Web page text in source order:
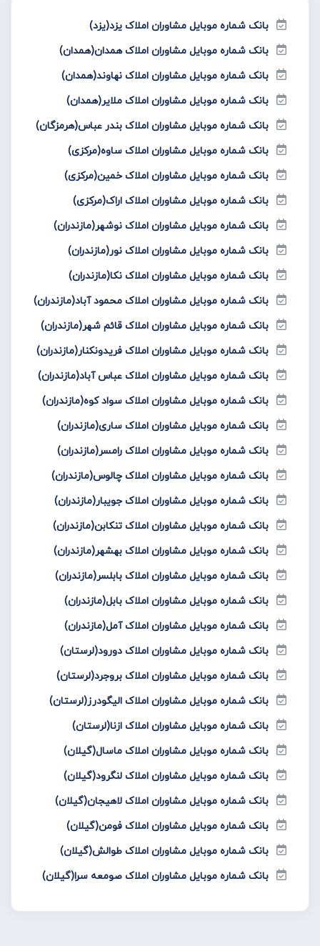
بانک شماره موبایل مشاوران املاک یزد(یزد)
بانک شماره موبایل مشاوران املاک همدان(همدان)
بانک شماره موبایل مشاوران املاک نهاوند(همدان)
بانک شماره موبایل مشاوران املاک ملایر(همدان)
بانک شماره موبایل مشاوران املاک بندر عباس(هرمزگان)
بانک شماره موبایل مشاوران املاک ساوه(مرکزی)
بانک شماره موبایل مشاوران املاک خمین(مرکزی)
بانک شماره موبایل مشاوران املاک اراک(مرکزی)
بانک شماره موبایل مشاوران املاک نوشهر(مازندران)
بانک شماره موبایل مشاوران املاک نور(مازندران)
بانک شماره موبایل مشاوران املاک نکا(مازندران)
بانک شماره موبایل مشاوران املاک محمود آباد(مازندران)
بانک شماره موبایل مشاوران املاک قائم شهر(مازندران)
بانک شماره موبایل مشاوران املاک فریدونکنار(مازندران)
بانک شماره موبایل مشاوران املاک عباس آباد(مازندران)
بانک شماره موبایل مشاوران املاک سواد کوه(مازندران)
بانک شماره موبایل مشاوران املاک ساری(مازندران)
بانک شماره موبایل مشاوران املاک رامسر(مازندران)
بانک شماره موبایل مشاوران املاک چالوس(مازندران)
بانک شماره موبایل مشاوران املاک جویبار(مازندران)
بانک شماره موبایل مشاوران املاک تنکابن(مازندران)
بانک شماره موبایل مشاوران املاک بهشهر(مازندران)
بانک شماره موبایل مشاوران املاک بابلسر(مازندران)
بانک شماره موبایل مشاوران املاک بابل(مازندران)
بانک شماره موبایل مشاوران املاک آمل(مازندران)
بانک شماره موبایل مشاوران املاک دورود(لرستان)
بانک شماره موبایل مشاوران املاک بروجرد(لرستان)
بانک شماره موبایل مشاوران املاک الیگودرز(لرستان)
بانک شماره موبایل مشاوران املاک ازنا(لرستان)
بانک شماره موبایل مشاوران املاک ماسال(گیلان)
بانک شماره موبایل مشاوران املاک لنگرود(گیلان)
بانک شماره موبایل مشاوران املاک لاهیجان(گیلان)
بانک شماره موبایل مشاوران املاک فومن(گیلان)
بانک شماره موبایل مشاوران املاک طوالش(گیلان)
بانک شماره موبایل مشاوران املاک صومعه سرا(گیلان)